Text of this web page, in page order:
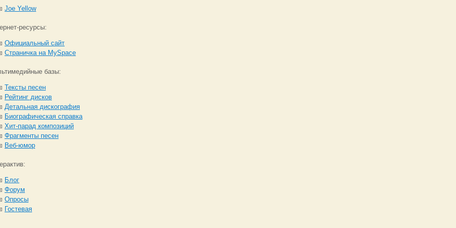
Joe Yellow
ресурсы:
Официальный сайт
Страничка на MySpace
базы:
Тексты песен
Рейтинг дисков
Детальная дискография
Биографическая справка
Хит-парад композиций
Фрагменты песен
Веб-юмор
Блог
Форум
Опросы
Гостевая